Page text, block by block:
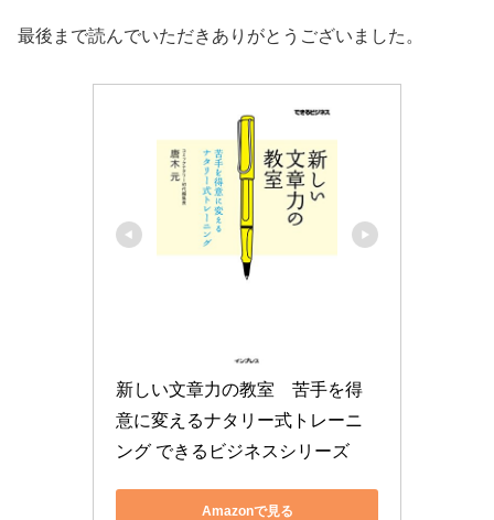
最後まで読んでいただきありがとうございました。
新しい文章力の教室　苦手を得
意に変えるナタリー式トレーニ
ング できるビジネスシリーズ
Amazonで見る